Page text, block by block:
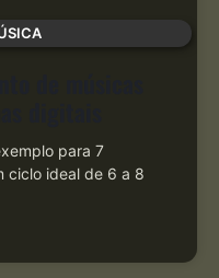
para 7
ciclo ideal de 6 a 8